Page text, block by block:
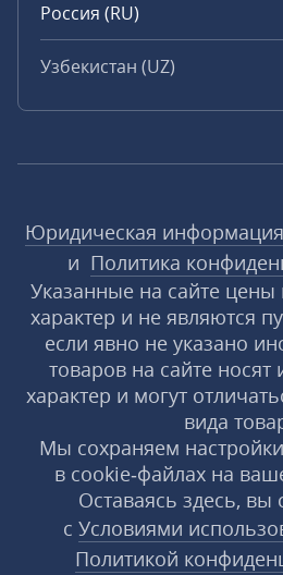
Россия (RU)
Узбекистан (UZ)
Юридическая информация
и Политика
Указанные на сайте
характер и не являются
если явно не указано
товаров на сайте
характер и могут
вида
Мы сохраняем
в cookie‑файлах на
Оставаясь здесь, вы
с Условиями
Политикой